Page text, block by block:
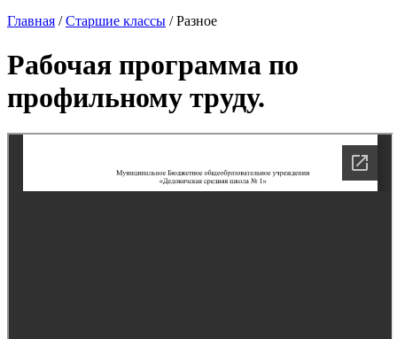
Главная /Старшие классы /Разное
Рабочая программа по
профильному труду.